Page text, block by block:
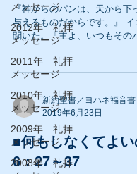
メッセージ
2012年 礼拝
メッセージ
2011年 礼拝
メッセージ
2010年 礼拝
メッセージ
2009年 礼拝
メッセージ
2008年 礼拝
『神からのパンは、天から下
与えるものだからです。』 イ
聞いた。「主よ、いつもその
ンです。』 ではクリスチャン
エスがいのちのパンであるこ
新約聖書／ヨハネ福音書
2019年6月23日
■何もしなくてよい
6：27～37